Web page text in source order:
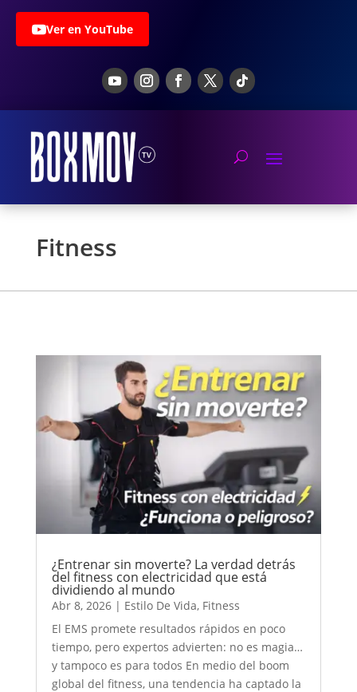
Ver en YouTube
Fitness
¿Entrenar sin moverte? La verdad detrás
del fitness con electricidad que está
dividiendo al mundo
Abr 8, 2026| Estilo De Vida, Fitness
El EMS promete resultados rápidos en poco
tiempo, pero expertos advierten: no es magia…
y tampoco es para todos En medio del boom
global del fitness, una tendencia ha captado la